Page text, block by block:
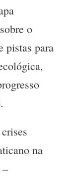
o
pistas para
na